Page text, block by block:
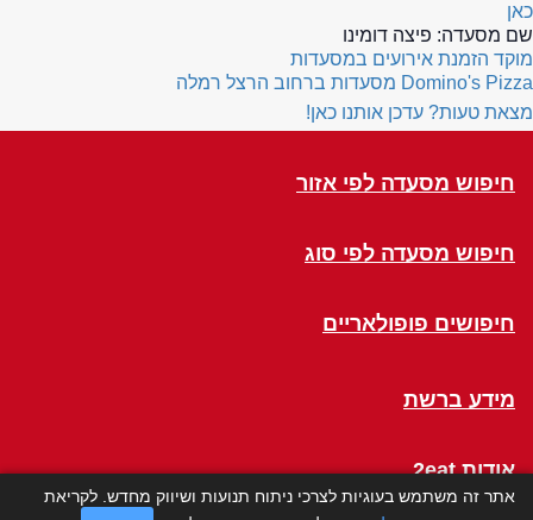
כאן
שם מסעדה: פיצה דומינו
מוקד הזמנת אירועים במסעדות
Domino's Pizza מסעדות ברחוב הרצל רמלה
מצאת טעות? עדכן אותנו כאן!
חיפוש מסעדה לפי אזור
חיפוש מסעדה לפי סוג
חיפושים פופולאריים
מידע ברשת
אודות 2eat
אתר זה משתמש בעוגיות לצרכי ניתוח תנועות ושיווק מחדש. לקריאת